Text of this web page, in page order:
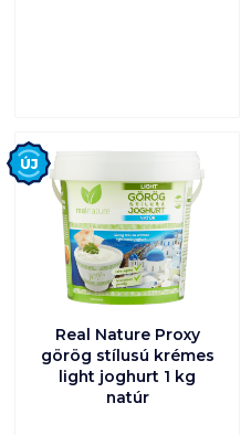
Real Nature Proxy
görög stílusú krémes
light joghurt 1 kg
natúr
Új